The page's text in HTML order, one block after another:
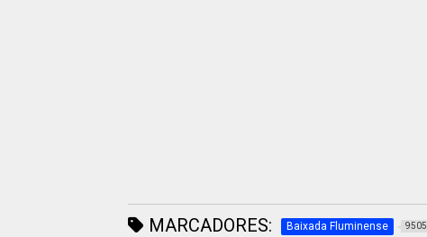
MARCADORES: Baixada Fluminense 9505